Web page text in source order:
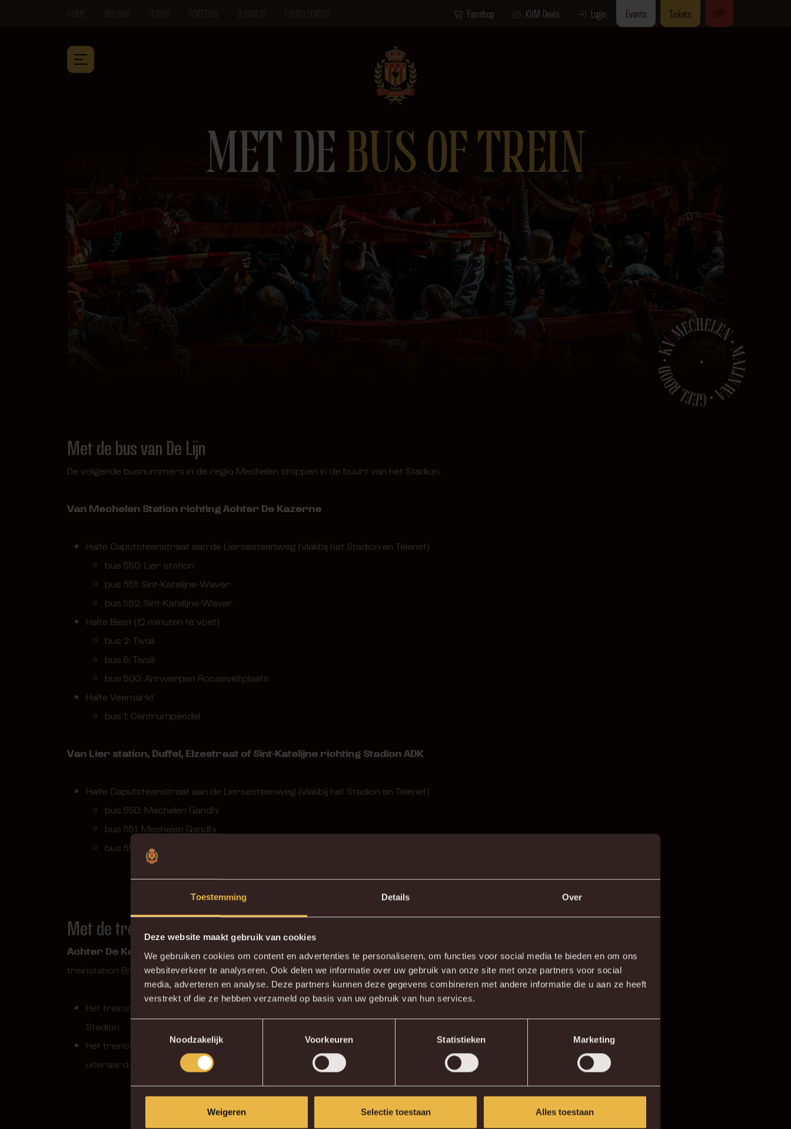
Toestemming Details Over
Deze website maakt gebruik van cookies
We gebruiken cookies om content en advertenties te personaliseren, om functies voor social media te bieden en om ons
websiteverkeer te analyseren. Ook delen we informatie over uw gebruik van onze site met onze partners voor social
media, adverteren en analyse. Deze partners kunnen deze gegevens combineren met andere informatie die u aan ze heeft
verstrekt of die ze hebben verzameld op basis van uw gebruik van hun services.
Noodzakelijk
Voorkeuren Statistieken Marketing
Weigeren Selectie toestaan Alles toestaan
Fanshop KVM Deals Login Events Tickets VIP
MET DEBUS OF TREIN
Met de bus van De Lijn
De volgende busnummers in de regio Mechelen stoppen in de buurt van het Stadion.
Van Mechelen Station richting Achter De Kazerne
Halte Caputsteenstraat aan de Liersesteenweg (vlakbij het Stadion en Telenet)
bus 550: Lier station
bus 551: Sint-Katelijne-Waver
bus 552: Sint-Katelijne-Waver
Halte Biest (12 minuten te voet)
bus 2: Tivoli
bus 5: Tivoli
bus 500: Antwerpen Rooseveltplaats
Halte Veemarkt
bus 1: Centrumpendel
Van Lier station, Duffel, Elzestraat of Sint-Katelijne richting Stadion ADK
Halte Caputsteenstraat aan de Liersesteenweg (vlakbij het Stadion en Telenet)
bus 550: Mechelen Gandhi
bus 551: Mechelen Gandhi
bus 552: Mechelen Gandhi
Met de trein
Achter De Kazerneligt centraal tussen Antwerpen, Brussel, Gent, Leuven en Brussels Airport. Op 11 minuten ben je van het
treinstation Brussels Airport in Mechelen, van Brussel Centrum en Antwerpen doe je er gemiddeld slechts 25 à 30 minuten over.
Het treinstation Mechelen-Nekkerspoel ligt het dichtst bij het Stadion. Op zowat 12 minuten (1 kilometer) ben je te voet aan het
Stadion.
Het treinstation Mechelen ligt op 2,5 kilometer (31 minuten stappen) van het Stadion. Van aan het treinstation Mechelen kan je
uiteraard ook een Blue-bike lenen of de bus nemen.